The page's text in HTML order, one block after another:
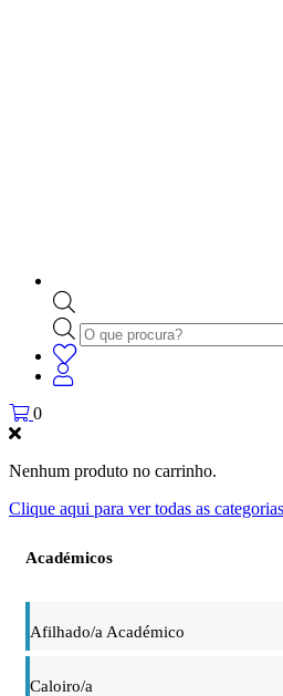
Products
search
0
Nenhum produto no carrinho.
Clique aqui para ver todas as categorias
Académicos
Afilhado/a Académico
Caloiro/a